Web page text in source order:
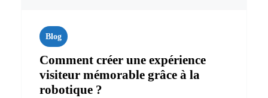
Blog
Comment créer une expérience
visiteur mémorable grâce à la
robotique ?